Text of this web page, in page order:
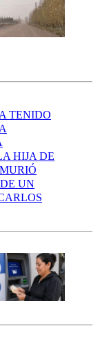
TENIDO
HIJA DE
UN